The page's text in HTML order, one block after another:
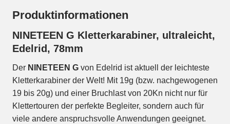
Produktinformationen
NINETEEN G Kletterkarabiner, ultraleicht,
Edelrid, 78mm
Der NINETEEN G von Edelrid ist aktuell der leichteste
Kletterkarabiner der Welt! Mit 19g (bzw. nachgewogenen
19 bis 20g) und einer Bruchlast von 20Kn nicht nur für
Klettertouren der perfekte Begleiter, sondern auch für
viele andere anspruchsvolle Anwendungen geeignet.